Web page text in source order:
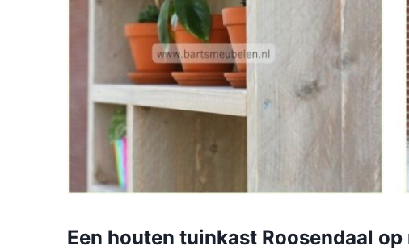
Een houten tuinkast Roosendaal